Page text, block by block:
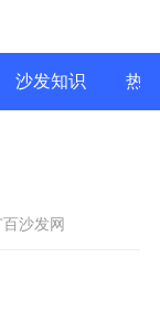
沙发知识 热
沙发网